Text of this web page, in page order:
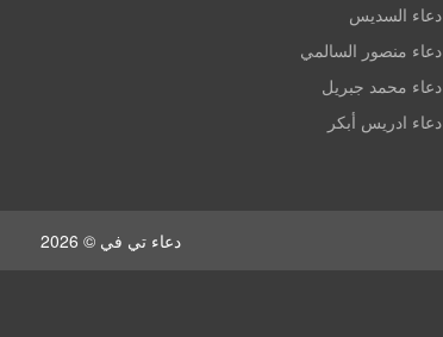
دعاء السديس
دعاء منصور السالمي
دعاء محمد جبريل
دعاء ادريس أبكر
دعاء تي في © 2026